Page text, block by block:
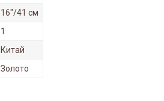
16"/41 см
1
Китай
Золото